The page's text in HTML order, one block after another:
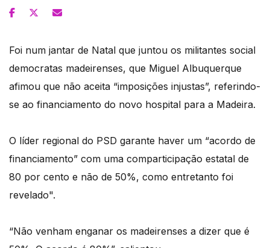
Foi num jantar de Natal que juntou os militantes social
democratas madeirenses, que Miguel Albuquerque
afimou que não aceita “imposições injustas”, referindo-
se ao financiamento do novo hospital para a Madeira.
O líder regional do PSD garante haver um “acordo de
financiamento” com uma comparticipação estatal de
80 por cento e não de 50%, como entretanto foi
revelado".
“Não venham enganar os madeirenses a dizer que é